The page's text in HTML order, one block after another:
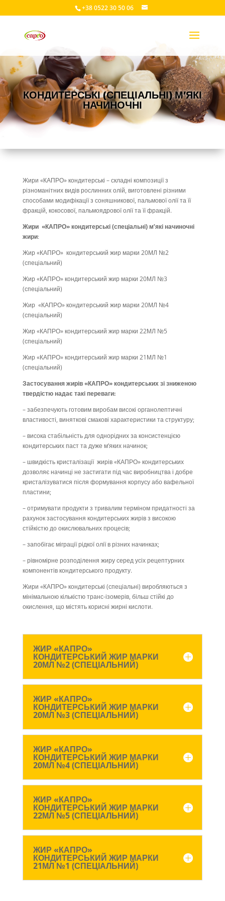
+38 0522 30 50 06
КОНДИТЕРСЬКІ (СПЕЦІАЛЬНІ) М’ЯКІ
НАЧИНОЧНІ
Жири «КАПРО» кондитерські – складні композиції з
різноманітних видів рослинних олій, виготовлені різними
способами модифікації з соняшникової, пальмової олії та її
фракцій, кокосової, пальмоядрової олії та її фракцій.
Жири «КАПРО» кондитерські (спеціальні) м’які начиночні
жири:
Жир «КАПРО» кондитерський жир марки 20МЛ №2
(спеціальний)
Жир «КАПРО» кондитерський жир марки 20МЛ №3
(спеціальний)
Жир «КАПРО» кондитерський жир марки 20МЛ №4
(спеціальний)
Жир «КАПРО» кондитерський жир марки 22МЛ №5
(спеціальний)
Жир «КАПРО» кондитерський жир марки 21МЛ №1
(спеціальний)
Застосуванняжирів «КАПРО» кондитерських зі зниженою
твердістю надає такі переваги:
– забезпечують готовим виробам високі органолептичні
властивості, виняткові смакові характеристики та структуру;
– висока стабільність для однорідних за консистенцією
кондитерських паст та дуже м’яких начинок;
– швидкість кристалізації жирів «КАПРО» кондитерських
дозволяє начинці не застигати під час виробництва і добре
кристалізуватися після формування корпусу або вафельної
пластини;
– отримувати продукти з тривалим терміном придатності за
рахунок застосування кондитерських жирів з високою
стійкістю до окислювальних процесів;
– запобігає міграції рідкої олії в різних начинках;
– рівномірне розподілення жиру серед усіх рецептурних
компонентів кондитерського продукту.
Жири «КАПРО» кондитерські (спеціальні) виробляються з
мінімальною кількістю транс-ізомерів, більш стійкі до
окислення, що містять корисні жирні кислоти.
ЖИР «КАПРО»
КОНДИТЕРСЬКИЙ ЖИР МАРКИ
20МЛ №2 (СПЕЦІАЛЬНИЙ)
ЖИР «КАПРО»
КОНДИТЕРСЬКИЙ ЖИР МАРКИ
20МЛ №3 (СПЕЦІАЛЬНИЙ)
ЖИР «КАПРО»
КОНДИТЕРСЬКИЙ ЖИР МАРКИ
20МЛ №4 (СПЕЦІАЛЬНИЙ)
ЖИР «КАПРО»
КОНДИТЕРСЬКИЙ ЖИР МАРКИ
22МЛ №5 (СПЕЦІАЛЬНИЙ)
ЖИР «КАПРО»
КОНДИТЕРСЬКИЙ ЖИР МАРКИ
21МЛ №1 (СПЕЦІАЛЬНИЙ)